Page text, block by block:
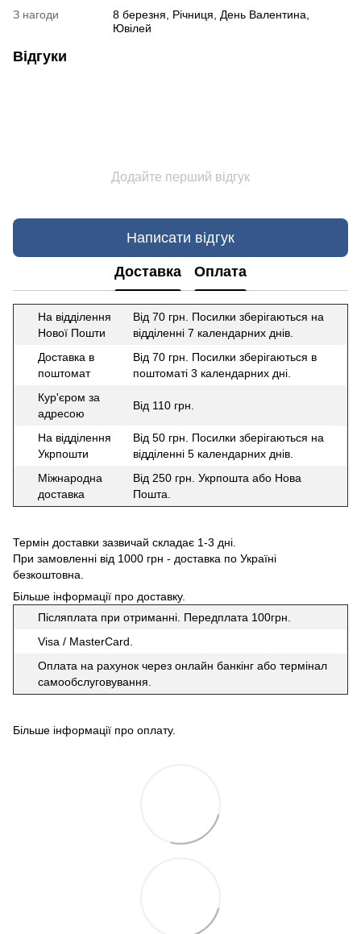
З нагоди
8 березня, Річниця, День Валентина,
Ювілей
Відгуки
Додайте перший відгук
Написати відгук
Доставка Оплата
На відділення
Нової Пошти
Від 70 грн. Посилки зберігаються на
відділенні 7 календарних днів.
Доставка в
поштомат
Від 70 грн. Посилки зберігаються в
поштоматі 3 календарних дні.
Кур'єром за
адресою
Від 110 грн.
На відділення
Укрпошти
Від 50 грн. Посилки зберігаються на
відділенні 5 календарних днів.
Міжнародна
доставка
Від 250 грн. Укрпошта або Нова
Пошта.
Термін доставки зазвичай складає 1-3 дні.
При замовленні від 1000 грн - доставка по Україні
безкоштовна.
Більше інформації про доставку.
Післяплата при отриманні. Передплата 100грн.
Visa / MasterCard.
Оплата на рахунок через онлайн банкінг або термінал
самообслуговування.
Більше інформації про оплату.